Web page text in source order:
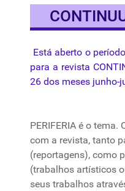
Está aberto o período
para a revista
26 dos meses junho-
PERIFERIA é o tema.
com a revista, tanto
(reportagens), como
(trabalhos artísticos
seus trabalhos